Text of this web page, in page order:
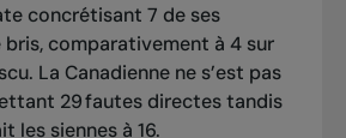
concrétisant 7 de ses
bris, comparativement à 4 sur
La Canadienne ne s’est pas
29 fautes directes tandis
les siennes à 16.